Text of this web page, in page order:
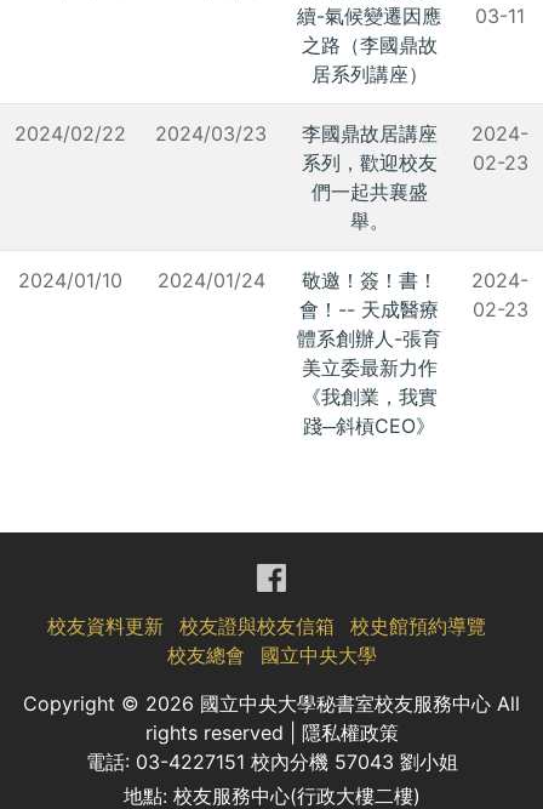
續-氣候變遷因應
之路（李國鼎故
居系列講座）
03-11
2024/02/22 2024/03/23
李國鼎故居講座
系列，歡迎校友
們一起共襄盛
舉。
2024-
02-23
2024/01/10 2024/01/24
敬邀！簽！書！
會！-- 天成醫療
體系創辦人-張育
美立委最新力作
《我創業，我實
踐─斜槓CEO》
2024-
02-23
校友資料更新 校友證與校友信箱
校史館預約導覽
校友總會
國立中央大學
Copyright © 2026 國立中央大學秘書室校友服務中心 All
rights reserved | 隱私權政策
電話: 03-4227151 校內分機 57043 劉小姐
地點: 校友服務中心(行政大樓二樓)